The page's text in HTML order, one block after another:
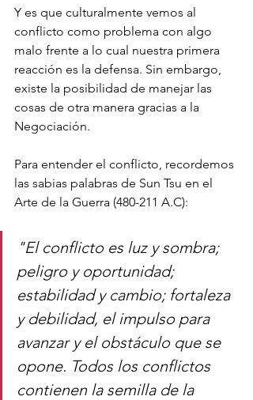
Y es que culturalmente vemos al
conflicto como problema con algo
malo frente a lo cual nuestra primera
reacción es la defensa. Sin embargo,
existe la posibilidad de manejar las
cosas de otra manera gracias a la
Negociación.
Para entender el conflicto, recordemos
las sabias palabras de Sun Tsu en el
Arte de la Guerra (480-211 A.C):
"El conflicto es luz y sombra;
peligro y oportunidad;
estabilidad y cambio; fortaleza
y debilidad, el impulso para
avanzar y el obstáculo que se
opone. Todos los conflictos
contienen la semilla de la